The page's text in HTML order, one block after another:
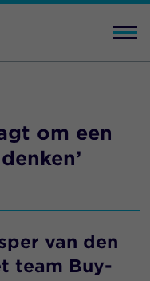
om een
van den
team Buy-